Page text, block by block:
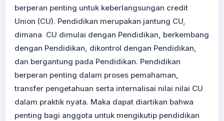
berperan penting untuk keberlangsungan credit
Union (CU). Pendidikan merupakan jantung CU,
dimana CU dimulai dengan Pendidikan, berkembang
dengan Pendidikan, dikontrol dengan Pendidikan,
dan bergantung pada Pendidikan. Pendidikan
berperan penting dalam proses pemahaman,
transfer pengetahuan serta internalisai nilai nilai CU
dalam praktik nyata. Maka dapat diartikan bahwa
penting bagi anggota untuk mengikutip pendidikan